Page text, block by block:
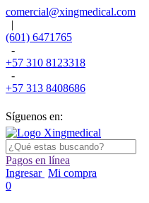
comercial@xingmedical.com
|
(601) 6471765
-
+57 310 8123318
-
+57 313 8408686
Síguenos en:
Pagos en línea
Ingresar Mi compra
0